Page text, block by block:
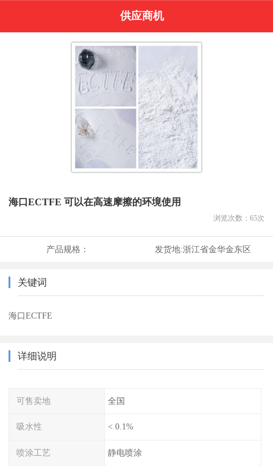
供应商机
海口ECTFE 可以在高速摩擦的环境使用
浏览次数： 65次
产品规格： 发货地:浙江省金华金东区
关键词
海口ECTFE
详细说明
可售卖地 全国
吸水性 < 0.1%
喷涂工艺 静电喷涂